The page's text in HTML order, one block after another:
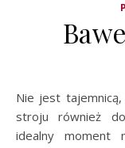
Nie jest tajemnicą, że modne kobiety potrzebują fajnego
stroju również
idealny moment